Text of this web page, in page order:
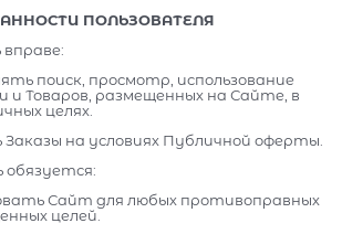
ПОЛЬЗОВАТЕЛЯ
вправе:
поиск, просмотр, использование
и Товаров, размещенных на Сайте, в
целях.
на условиях Публичной оферты.
обязуется:
Сайт для любых противоправных
целей.